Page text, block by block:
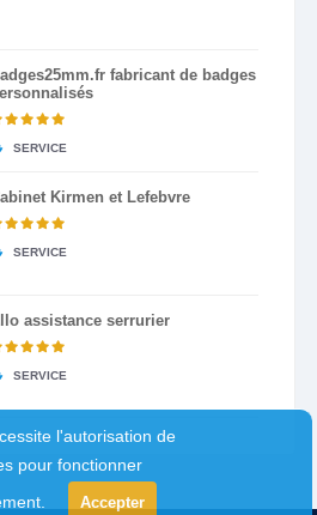
fabricant de badges
SERVICE
Kirmen et Lefebvre
SERVICE
assistance serrurier
SERVICE
l'autorisation de
pour fonctionner
Accepter